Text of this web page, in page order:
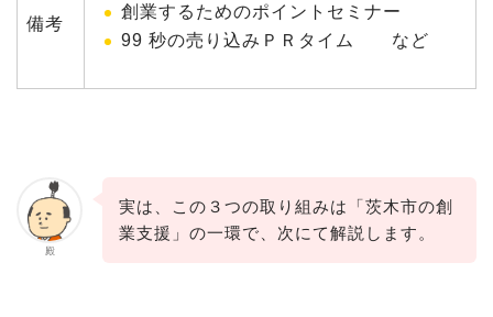
備考
創業するためのポイントセミナー
99 秒の売り込みＰＲタイム など
殿
実は、この３つの取り組みは「茨木市の創
業支援」の一環で、次にて解説します。